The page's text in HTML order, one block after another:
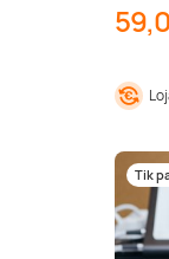
Tik